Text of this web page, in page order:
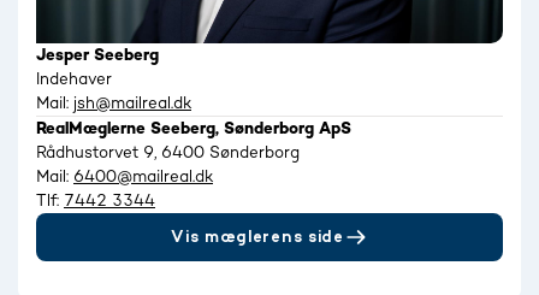
Jesper Seeberg
Indehaver
Mail: jsh@mailreal.dk
RealMæglerne Seeberg, Sønderborg ApS
Rådhustorvet 9, 6400 Sønderborg
Mail: 6400@mailreal.dk
Tlf: 7442 3344
Vis mæglerens side